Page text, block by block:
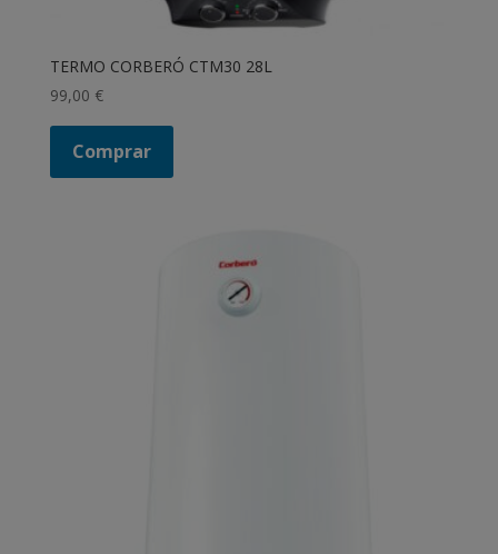
TERMO CORBERÓ CTM30 28L
99,00 €
Comprar